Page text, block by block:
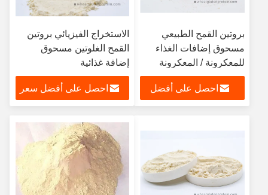
بروتين القمح الطبيعي
مسحوق إضافات الغذاء
للمعكرونة / المعكرونة
احصل على أفضل
الاستخراج الفيزيائي بروتين
القمح الغلوتين مسحوق
إضافة غذائية
احصل على أفضل سعر